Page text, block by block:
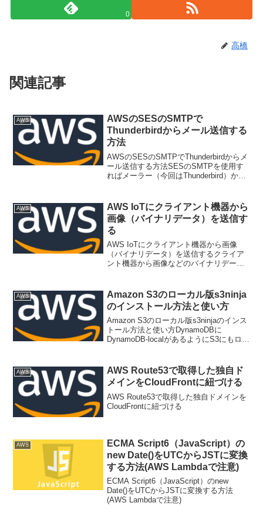
0
高橋
関連記事
AWS
AWSのSESのSMTPで
Thunderbirdからメール送信する
方法
AWSのSESのSMTPでThunderbirdからメ
ール送信する方法SESのSMTPを使用す
ればメーラー（今回はThunderbird）から
ックし...
AWS
AWS IoTにクライアント機器から
画像（バイナリデータ）を送信す
る
AWS IoTにクライアント機器から画像
（バイナリデータ）を送信するクライア
ント機器から画像などのバイナリデータ
ライアント機器から画像をそのままAWS
IoTに送信...
AWS
Amazon S3のローカル版s3ninja
のインストール方法と使い方
Amazon S3のローカル版s3ninjaのインス
トール方法と使い方DynamoDBに
DynamoDB-localがあるようにS3にもロー
のローカル版s3ni...
AWS
AWS Route53で取得した独自ド
メインをCloudFrontに紐づける
AWS Route53で取得した独自ドメインを
CloudFrontに紐づける
AWS
ECMA Script6（JavaScript）の
new Date()をUTCからJSTに変換
する方法(AWS Lambdaで注意)
ECMA Script6（JavaScript）のnew
Date()をUTCからJSTに変換する方法
(AWS Lambdaで注意)